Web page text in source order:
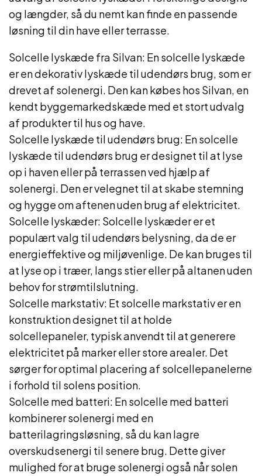
og længder, så du nemt kan finde en passende
løsning til din have eller terrasse.
Solcelle lyskæde fra Silvan: En solcelle lyskæde
er en dekorativ lyskæde til udendørs brug, som er
drevet af solenergi. Den kan købes hos Silvan, en
kendt byggemarkedskæde med et stort udvalg
af produkter til hus og have.
Solcelle lyskæde til udendørs brug: En solcelle
lyskæde til udendørs brug er designet til at lyse
op i haven eller på terrassen ved hjælp af
solenergi. Den er velegnet til at skabe stemning
og hygge om aftenen uden brug af elektricitet.
Solcelle lyskæder: Solcelle lyskæder er et
populært valg til udendørs belysning, da de er
energieffektive og miljøvenlige. De kan bruges til
at lyse op i træer, langs stier eller på altanen uden
behov for strømtilslutning.
Solcelle markstativ: Et solcelle markstativ er en
konstruktion designet til at holde
solcellepaneler, typisk anvendt til at generere
elektricitet på marker eller store arealer. Det
sørger for optimal placering af solcellepanelerne
i forhold til solens position.
Solcelle med batteri: En solcelle med batteri
kombinerer solenergi med en
batterilagringsløsning, så du kan lagre
overskudsenergi til senere brug. Dette giver
mulighed for at bruge solenergi også når solen